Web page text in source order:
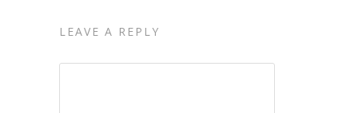
LEAVE A REPLY